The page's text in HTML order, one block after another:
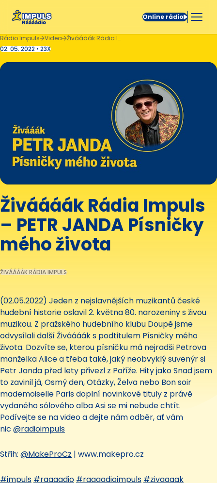
Online rádio
Rádio Impuls Videa
Živáááák Rádia Impuls – PETR JANDA Písničky mého života
02. 05. 2022 • 23X
Živáááák Rádia Impuls
– PETR JANDA Písničky
mého života
ŽIVÁÁÁÁK RÁDIA IMPULS
(02.05.2022) Jeden z nejslavnějších muzikantů české
hudební historie oslavil 2. května 80. narozeniny s živou
muzikou. Z pražského hudebního klubu Doupě jsme
odvysílali další Živáááák s podtitulem Písničky mého
života. Dozvíte se, kterou písničku má nejradši Petrova
manželka Alice a třeba také, jaký neobvyklý suvenýr si
Petr Janda před lety přivezl z Paříže. Hity jako Snad jsem
to zavinil já, Osmý den, Otázky, Želva nebo Bon soir
mademoiselle Paris doplní novinkové tituly z právě
vydaného sólového alba Asi se mi nebude chtít.
Podívejte se na video a dejte nám odběr, ať vám
nic ‪@radioimpuls‬
Střih: ‪@MakeProCz‬ | www.makepro.cz
#impuls #raaaadio #raaaadioimpuls #zivaaaak